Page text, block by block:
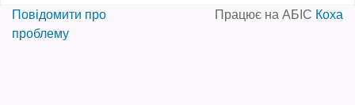
Повідомити про
проблему
Працює на АБІС Коха